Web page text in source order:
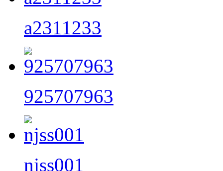
a2311233
925707963
njss001